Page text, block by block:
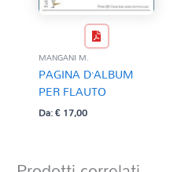
MANGANI M.
PAGINA D’ALBUM
PER FLAUTO
Da:€17,00